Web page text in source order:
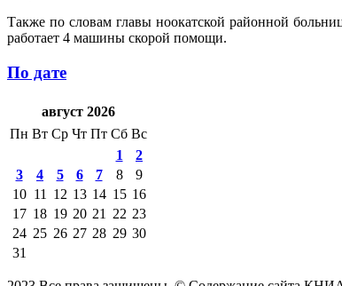
Также по словам главы ноокатской районной
работает 4 машины скорой помощи.
По дате
август 2026
Пн Вт Ср Чт Пт Сб Вс
1
2
3
4 5 6 7 8
9
10 11 12 13 14 15 16
17 18 19 20 21 22 23
24 25 26 27 28 29 30
31